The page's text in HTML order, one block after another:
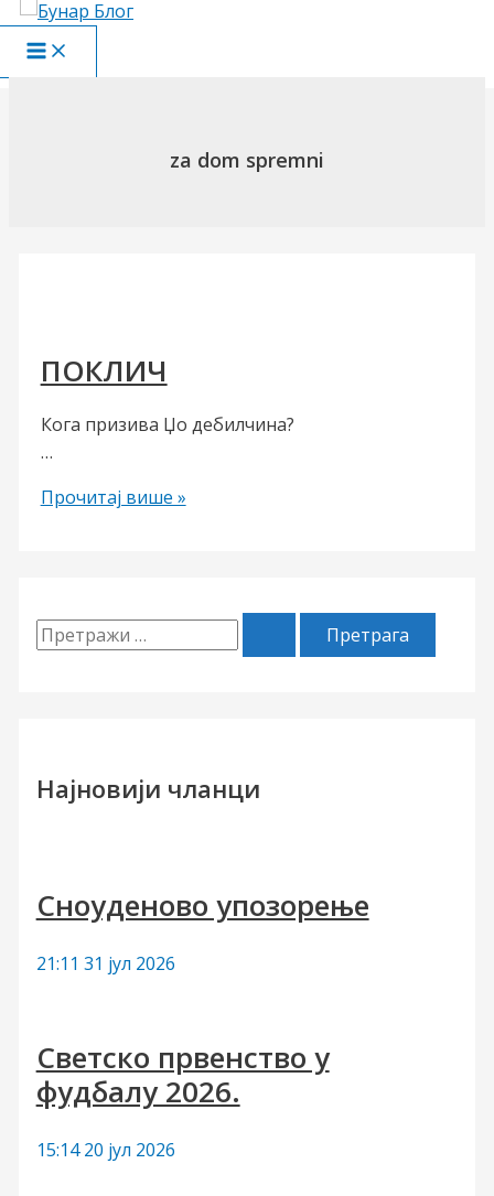
Пређи
на
садржај
Main
Menu
za dom spremni
ПОКЛИЧ
Кога призива Џо дебилчина?
…
ПОКЛИЧ
Прочитај више »
П
а
з
Најновији чланци
Сноуденово упозорење
21:11 31 јул 2026
Светско првенство у
фудбалу 2026.
15:14 20 јул 2026